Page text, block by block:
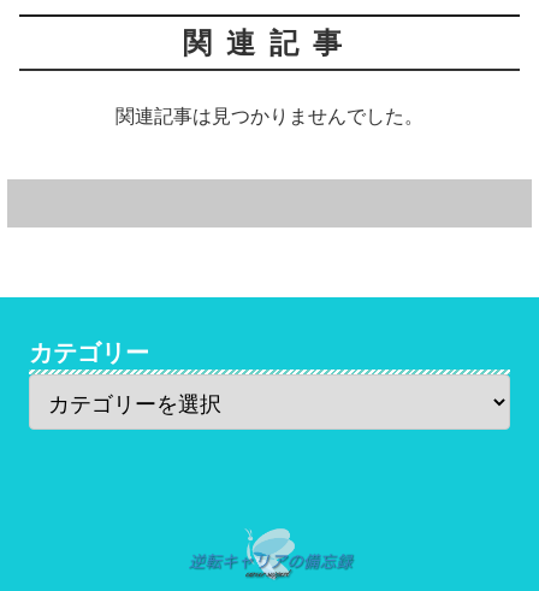
関連記事
関連記事は見つかりませんでした。
カテゴリー